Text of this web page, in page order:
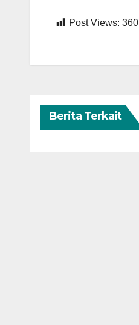
Post Views: 360
Berita Terkait